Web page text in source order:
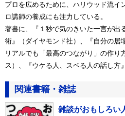
プロを広めるために、ハリウッド流イ
ロ講師の養成にも注力している。
著書に、『１秒で気のきいた一言が出
術』（ダイヤモンド社）、『自分の
リアルでも「最高のつながり」の作り
ス）、『ウケる人、スベる人の話し方
関連書籍・雑誌
雑談がおもしろい